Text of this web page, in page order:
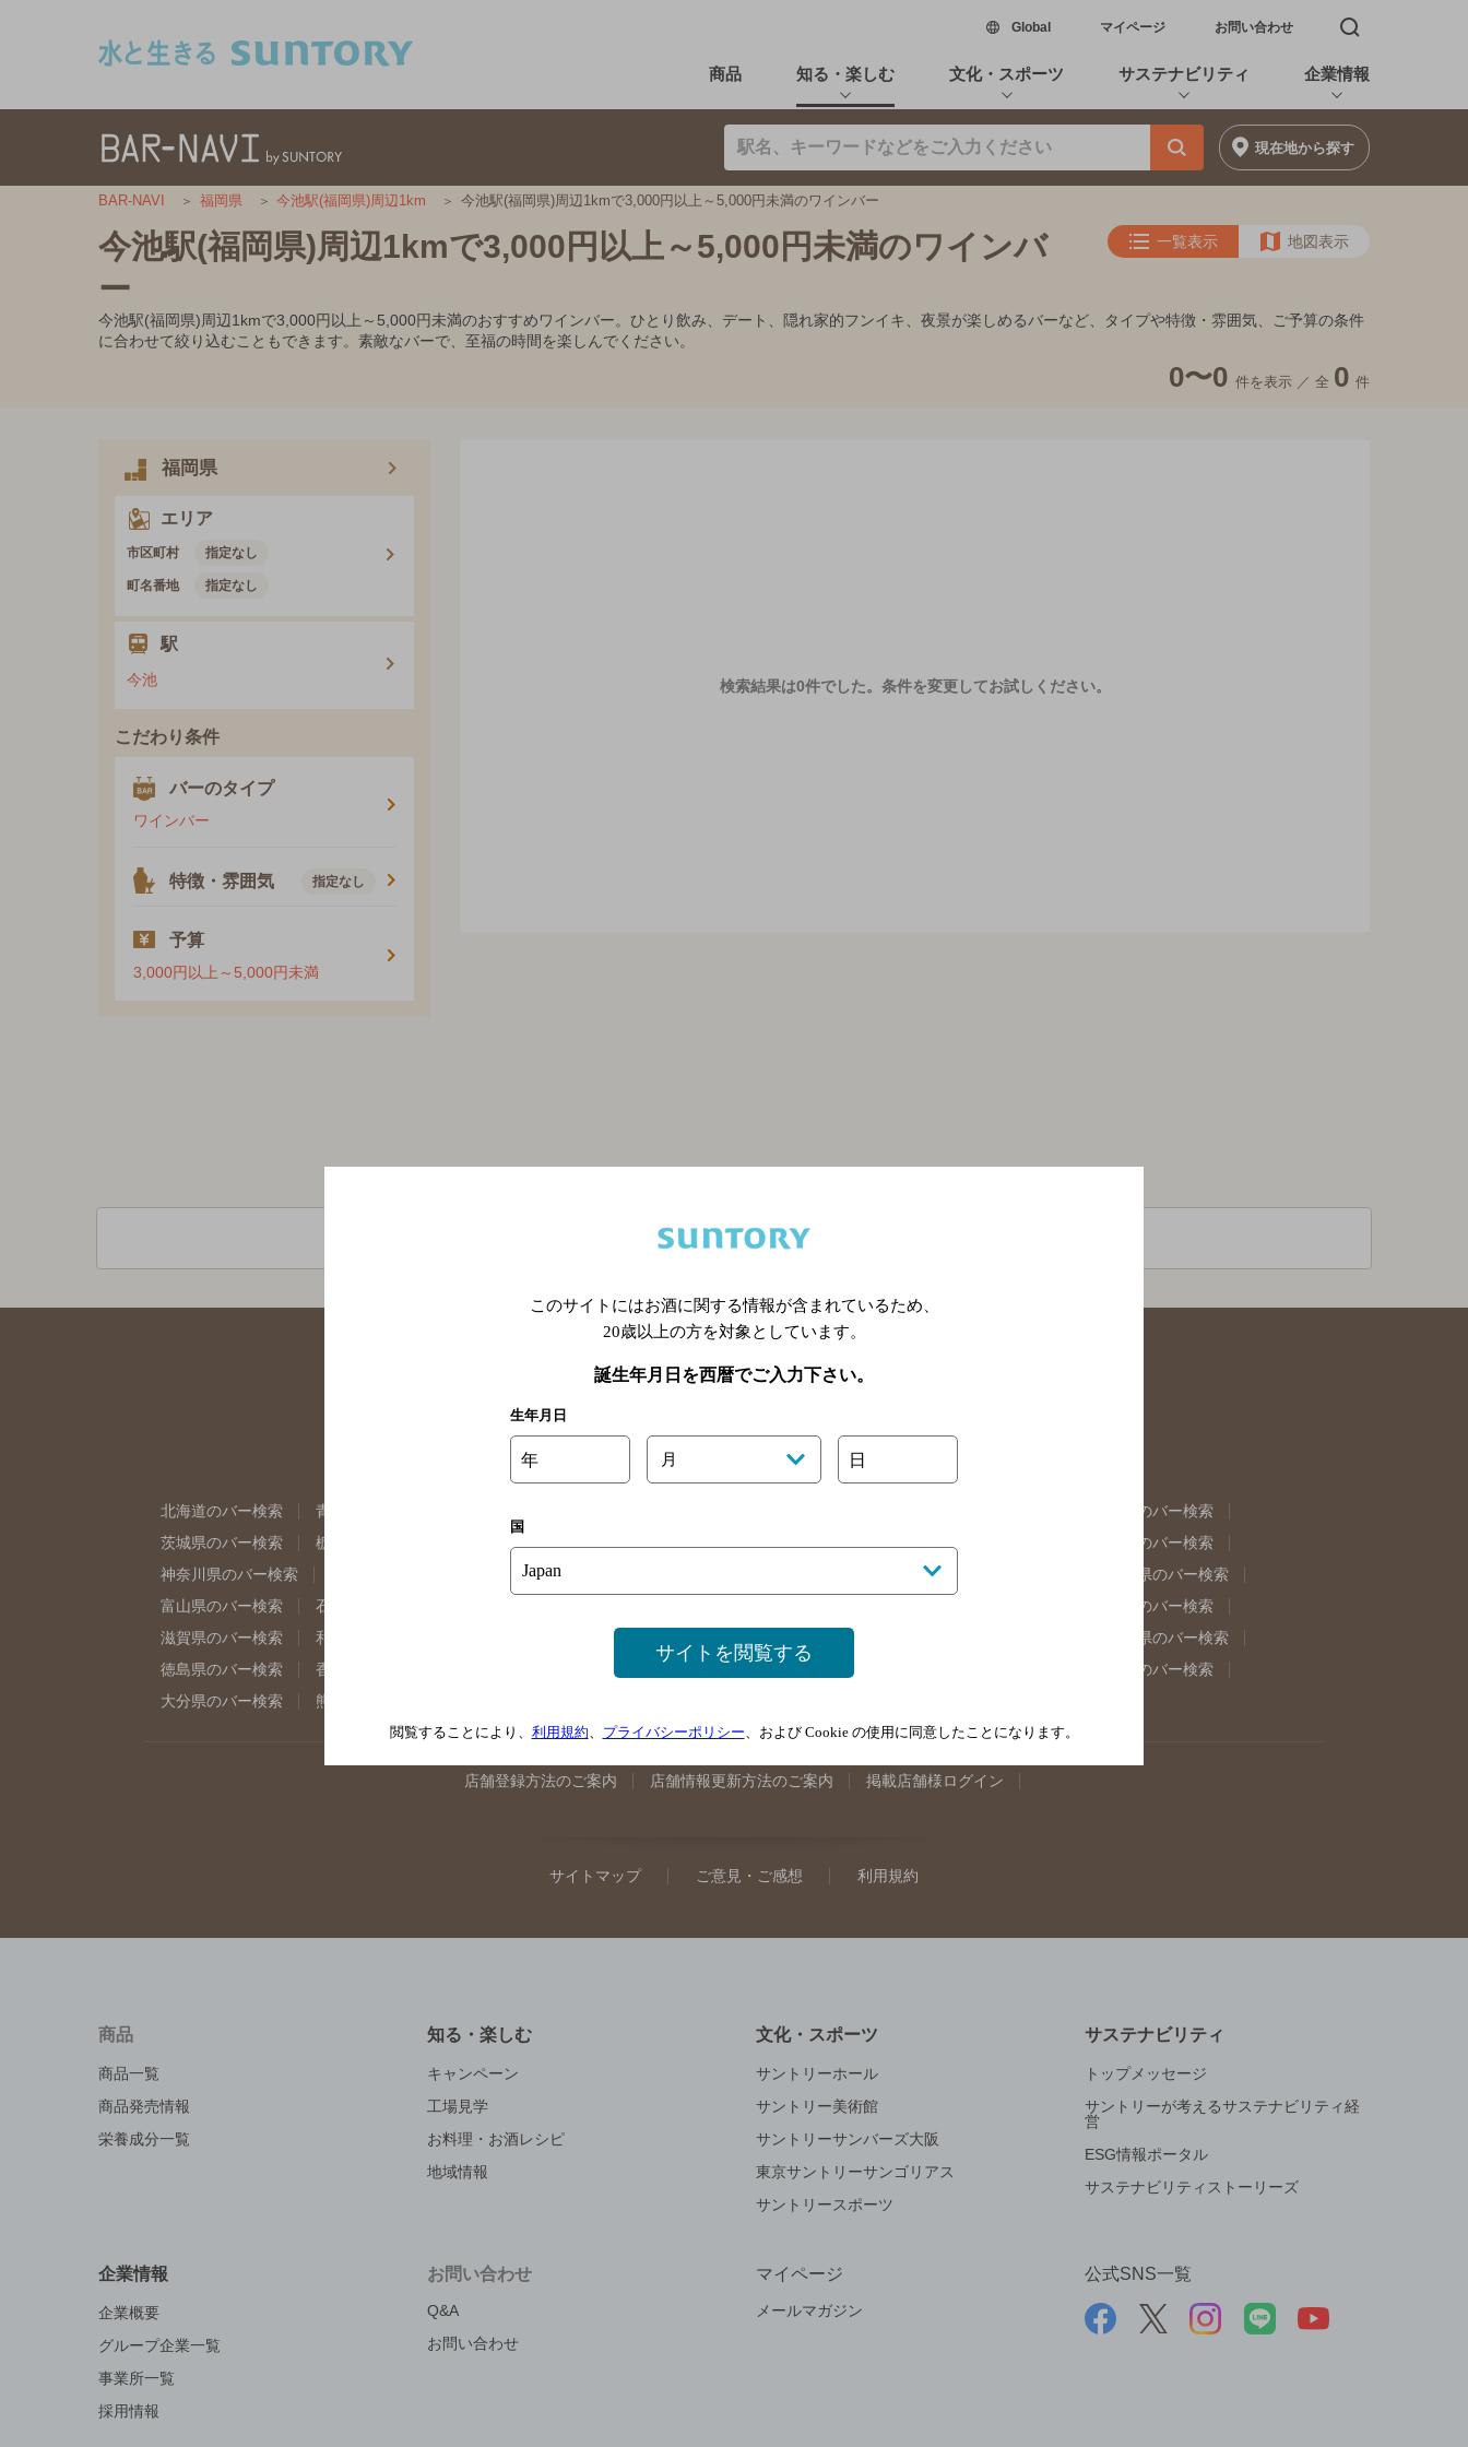
Global新しいウィンドウで開く
マイページ お問い合わせ 検索窓を開く
商品 知る・楽しむ 文化・スポーツ サステナビリティ 企業情報
現在地から探す
BAR-NAVI 福岡県 今池駅(福岡県)周辺1km 今池駅(福岡県)周辺1kmで3,000円以上～5,000円未満のワインバー
今池駅(福岡県)周辺1kmで3,000円以上～5,000円未満のワインバ
ー
一覧表示 地図表示
今池駅(福岡県)周辺1kmで3,000円以上～5,000円未満のおすすめワインバー。ひとり飲み、デート、隠れ家的フンイキ、夜景が楽しめるバーなど、タイプや特徴・雰囲気、ご予算の条件
に合わせて絞り込むこともできます。素敵なバーで、至福の時間を楽しんでください。
0〜0 件を表示 ／ 全 0 件
福岡県
エリア
市区町村 指定なし
町名番地 指定なし
駅
今池
こだわり条件
バーのタイプ
ワインバー
特徴・雰囲気 指定なし
予算
3,000円以上～5,000円未満
検索結果は0件でした。 条件を変更してお試しください。
関連ページ
北海道のバー検索 青森県のバー検索
福島県のバー検索
茨城県のバー検索
栃木県のバー検索
東京都のバー検索
神奈川県のバー検索
埼玉県のバー検索
岐阜県のバー検索
富山県のバー検索
石川県のバー検索
奈良県のバー検索
滋賀県のバー検索
和歌山県のバー検索 山口県のバー検索
島根県のバー検索
徳島県のバー検索
香川県のバー検索
佐賀県のバー検索
大分県のバー検索
熊本県のバー検索
店舗登録方法のご案内 店舗情報更新方法のご案内 掲載店舗様ログイン
サイトマップ ご意見・ご感想 利用規約
商品
商品一覧
商品発売情報
栄養成分一覧
知る・楽しむ
キャンペーン
工場見学
お料理・お酒レシピ
地域情報
文化・スポーツ
サントリーホール
サントリー美術館
サントリーサンバーズ大阪
東京サントリーサンゴリアス
サントリースポーツ
サステナビリティ
トップメッセージ
サントリーが考えるサステナビリティ経
営
ESG情報ポータル
サステナビリティストーリーズ
企業情報
企業概要
グループ企業一覧
事業所一覧
採用情報
お問い合わせ
Q&A
お問い合わせ
マイページ
メールマガジン
公式SNS一覧
このサイトにはお酒に関する情報が含まれているため、
20歳以上の方を対象としています。
誕生年月日を西暦でご入力下さい。
生年月日
年 月 日
国
サイトを閲覧する
閲覧することにより、 利用規約、 プライバシーポリシー、および Cookie の使用に同意したことになります。